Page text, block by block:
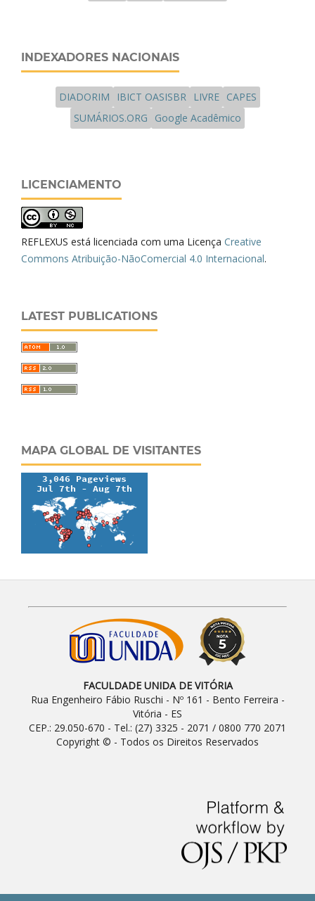
INDEXADORES NACIONAIS
DIADORIM IBICT OASISBR LIVRE
CAPES
SUMÁRIOS.ORG
Google Acadêmico
LICENCIAMENTO
REFLEXUS está licenciada com uma Licença Creative
Commons Atribuição-NãoComercial 4.0 Internacional.
LATEST PUBLICATIONS
MAPA GLOBAL DE VISITANTES
FACULDADE UNIDA DE VITÓRIA
Rua Engenheiro Fábio Ruschi - Nº 161 - Bento Ferreira -
Vitória - ES
CEP.: 29.050-670 - Tel.: (27) 3325 - 2071 / 0800 770 2071
Copyright © - Todos os Direitos Reservados